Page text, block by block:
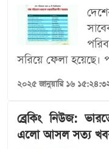
সরিয়ে ফেলা
২০২৫ জানুয়ারি ১৬
ব্রেকিং নিউজ:
এলো আসল সত্য